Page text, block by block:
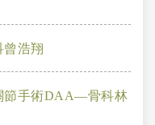
浩翔
節手術DAA—骨科林